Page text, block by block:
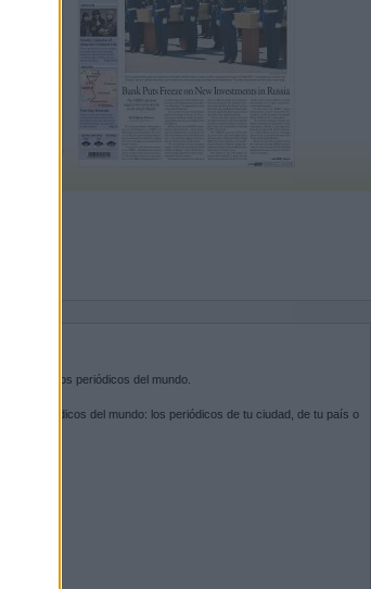
a los periódicos del mundo.
los periódicos del mundo: los periódicos de tu ciudad, de tu país o